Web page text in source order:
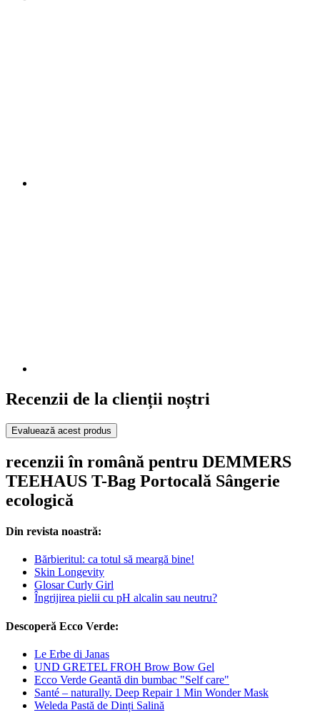
Recenzii de la clienții noștri
Evaluează acest produs
recenzii în română pentru DEMMERS
TEEHAUS T-Bag Portocală Sângerie
ecologică
Din revista noastră:
Bărbieritul: ca totul să meargă bine!
Skin Longevity
Glosar Curly Girl
Îngrijirea pielii cu pH alcalin sau neutru?
Descoperă Ecco Verde:
Le Erbe di Janas
UND GRETEL FROH Brow Bow Gel
Ecco Verde Geantă din bumbac "Self care"
Santé – naturally. Deep Repair 1 Min Wonder Mask
Weleda Pastă de Dinți Salină